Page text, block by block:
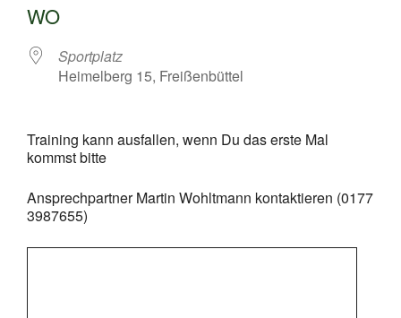
WO
Sportplatz
Heimelberg 15, Freißenbüttel
Training kann ausfallen, wenn Du das erste Mal
kommst bitte
Ansprechpartner Martin Wohltmann kontaktieren (0177
3987655)